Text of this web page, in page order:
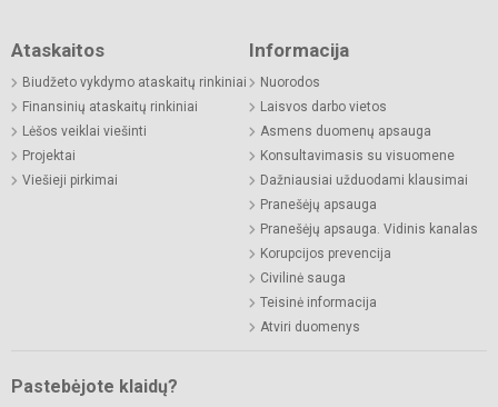
Ataskaitos
Biudžeto vykdymo ataskaitų rinkiniai
Finansinių ataskaitų rinkiniai
Lėšos veiklai viešinti
Projektai
Viešieji pirkimai
Informacija
Nuorodos
Laisvos darbo vietos
Asmens duomenų apsauga
Konsultavimasis su visuomene
Dažniausiai užduodami klausimai
Pranešėjų apsauga
Pranešėjų apsauga. Vidinis kanalas
Korupcijos prevencija
Civilinė sauga
Teisinė informacija
Atviri duomenys
Pastebėjote klaidų?